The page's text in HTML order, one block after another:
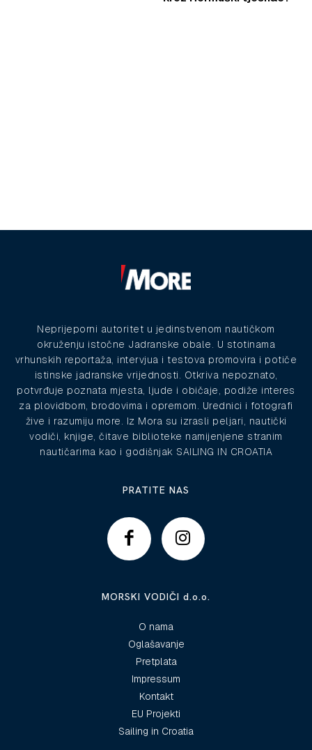
Neprijeporni autoritet u jedinstvenom nautičkom
okruženju istočne Jadranske obale. U stotinama
vrhunskih reportaža, intervjua i testova promovira i potiče
istinske jadranske vrijednosti. Otkriva nepoznato,
potvrđuje poznata mjesta, ljude i običaje, podiže interes
za plovidbom, brodovima i opremom. Urednici i fotografi
žive i razumiju more. Iz Mora su izrasli peljari, nautički
vodiči, knjige, čitave biblioteke namijenjene stranim
nautičarima kao i godišnjak SAILING IN CROATIA
PRATITE NAS
MORSKI VODIČI d.o.o.
O nama
Oglašavanje
Pretplata
Impressum
Kontakt
EU Projekti
Sailing in Croatia